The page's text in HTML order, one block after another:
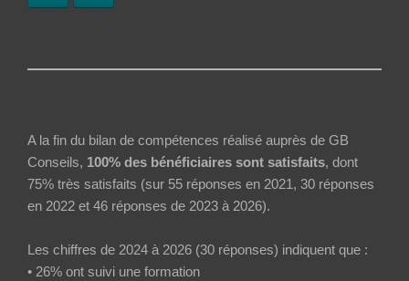
A la fin du bilan de compétences réalisé auprès de GB
Conseils, 100% des bénéficiaires sont satisfaits, dont
75% très satisfaits (sur 55 réponses en 2021, 30 réponses
en 2022 et 46 réponses de 2023 à 2026).
Les chiffres de 2024 à 2026 (30 réponses) indiquent que :
• 26% ont suivi une formation